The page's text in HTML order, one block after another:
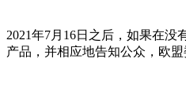
2021年7月16日之后，如果在
产品，并相应地告知公众，欧盟